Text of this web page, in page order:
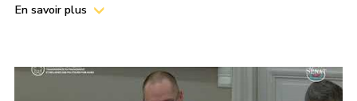
En savoir plus